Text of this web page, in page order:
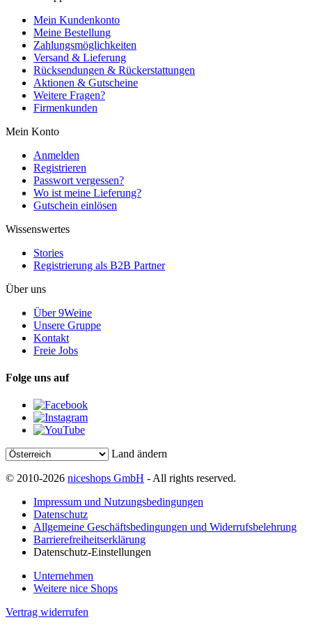
Mein Kundenkonto
Meine Bestellung
Zahlungsmöglichkeiten
Versand & Lieferung
Rücksendungen & Rückerstattungen
Aktionen & Gutscheine
Weitere Fragen?
Firmenkunden
Mein Konto
Anmelden
Registrieren
Passwort vergessen?
Wo ist meine Lieferung?
Gutschein einlösen
Wissenswertes
Stories
Registrierung als B2B Partner
Über uns
Über 9Weine
Unsere Gruppe
Kontakt
Freie Jobs
Folge uns auf
Land ändern
© 2010-2026 niceshops GmbH - All rights reserved.
Impressum und Nutzungsbedingungen
Datenschutz
Allgemeine Geschäftsbedingungen und Widerrufsbelehrung
Barrierefreiheitserklärung
Datenschutz-Einstellungen
Unternehmen
Weitere nice Shops
Vertrag widerrufen